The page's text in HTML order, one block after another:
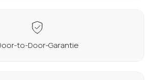
to-Door-Garantie